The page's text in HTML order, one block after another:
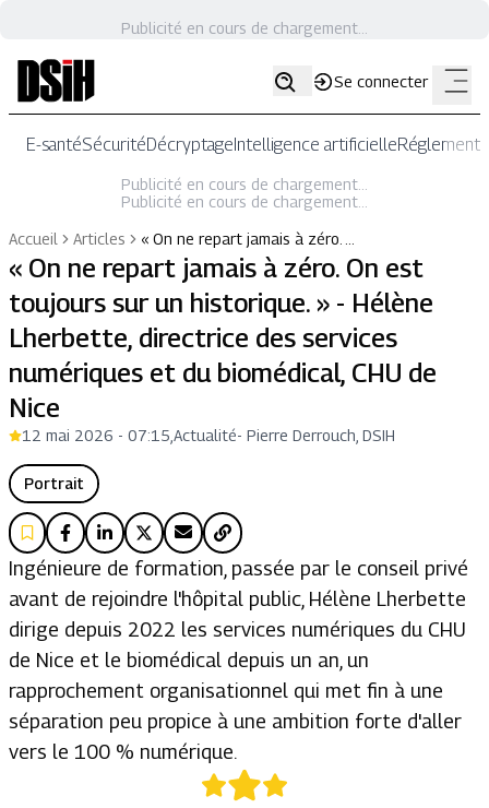
Publicité en cours de chargement...
Se connecter
E-santéSécuritéDécryptageIntelligence artificielle
Publicité en cours de chargement...
Publicité en cours de chargement...
Accueil
Articles « On ne repart jamais à zéro. …
« On ne repart jamais à zéro. On est
toujours sur un historique. » - Hélène
Lherbette, directrice des services
numériques et du biomédical, CHU de
Nice
12 mai 2026 - 07:15 Actualité- Pierre Derrouch, DSIH
Portrait
Ingénieure de formation, passée par le conseil privé
avant de rejoindre l'hôpital public, Hélène Lherbette
dirige depuis 2022 les services numériques du CHU
de Nice et le biomédical depuis un an, un
rapprochement organisationnel qui met fin à une
séparation peu propice à une ambition forte d'aller
vers le 100 % numérique.